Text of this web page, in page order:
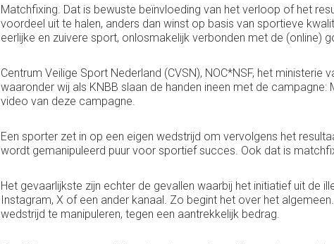
Matchfixing. Dat is bewuste beïnvloeding van het verloop of het
voordeel uit te halen, anders dan winst op basis van sportieve
eerlijke en zuivere sport, onlosmakelijk verbonden met de (online)
Centrum Veilige Sport Nederland (CVSN), NOC*NSF, het ministerie
waaronder wij als KNBB slaan de handen ineen met de campagne:
video van deze campagne.
Een sporter zet in op een eigen wedstrijd om vervolgens het
wordt gemanipuleerd puur voor sportief succes. Ook dat is
Het gevaarlijkste zijn echter de gevallen waarbij het initiatief uit de
Instagram, X of een ander kanaal. Zo begint het over het
wedstrijd te manipuleren, tegen een aantrekkelijk bedrag.